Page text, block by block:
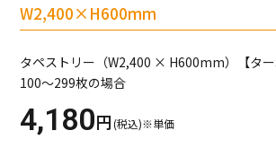
W2,400×H600mm
タペストリー（W2,400 × H600mm）【タ
100～299枚の場合
4,180円(税込)※単価